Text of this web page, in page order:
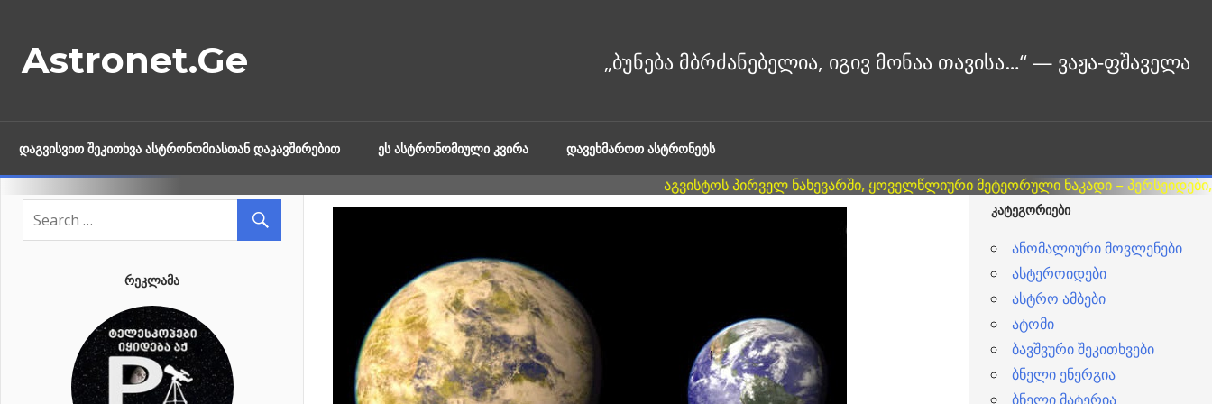
content
Astronet.Ge
ᲓᲐᲒᲕᲘᲡᲕᲘᲗ ᲨᲔᲙᲘᲗᲮᲕᲐ ᲐᲡᲢᲠᲝᲜᲝᲛᲘᲐᲡᲗᲐᲜ ᲓᲐᲙᲐᲕᲨᲘᲠᲔᲑᲘᲗ ᲔᲡ ᲐᲡᲢᲠᲝᲜᲝᲛᲘᲣᲚᲘ ᲙᲕᲘᲠᲐ ᲓᲐᲕᲔᲮᲛᲐᲠᲝᲗ ᲐᲡᲢᲠᲝᲜᲔᲢᲡ
ᲠᲔᲙᲚᲐᲛᲐ
ᲙᲐᲢᲔᲒᲝᲠᲘᲔᲑᲘ
ანომალიური მოვლენები
ასტეროიდები
ასტრო ამბები
ატომი
ბავშვური შეკითხვები
ბნელი ენერგია
ბნელი მატერია